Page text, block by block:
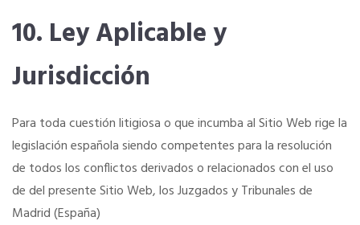
10. Ley Aplicable y
Jurisdicción
Para toda cuestión litigiosa o que incumba al Sitio Web rige la
legislación española siendo competentes para la resolución
de todos los conflictos derivados o relacionados con el uso
de del presente Sitio Web, los Juzgados y Tribunales de
Madrid (España)